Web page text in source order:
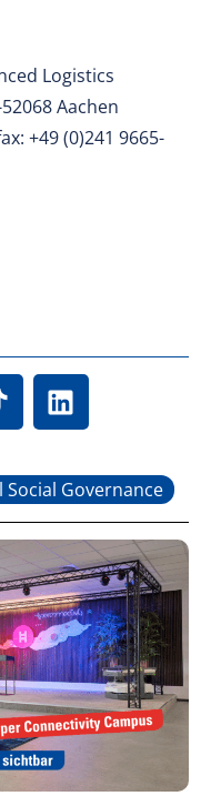
Logistics
Aachen
+49 (0)241 9665-
Governance